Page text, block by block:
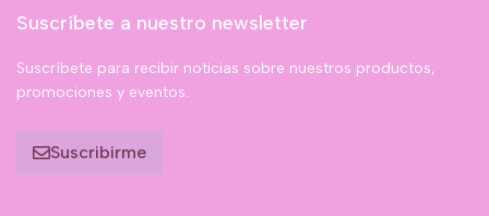
Suscríbete a nuestro newsletter
Suscríbete para recibir noticias sobre nuestros productos,
promociones y eventos.
Suscribirme